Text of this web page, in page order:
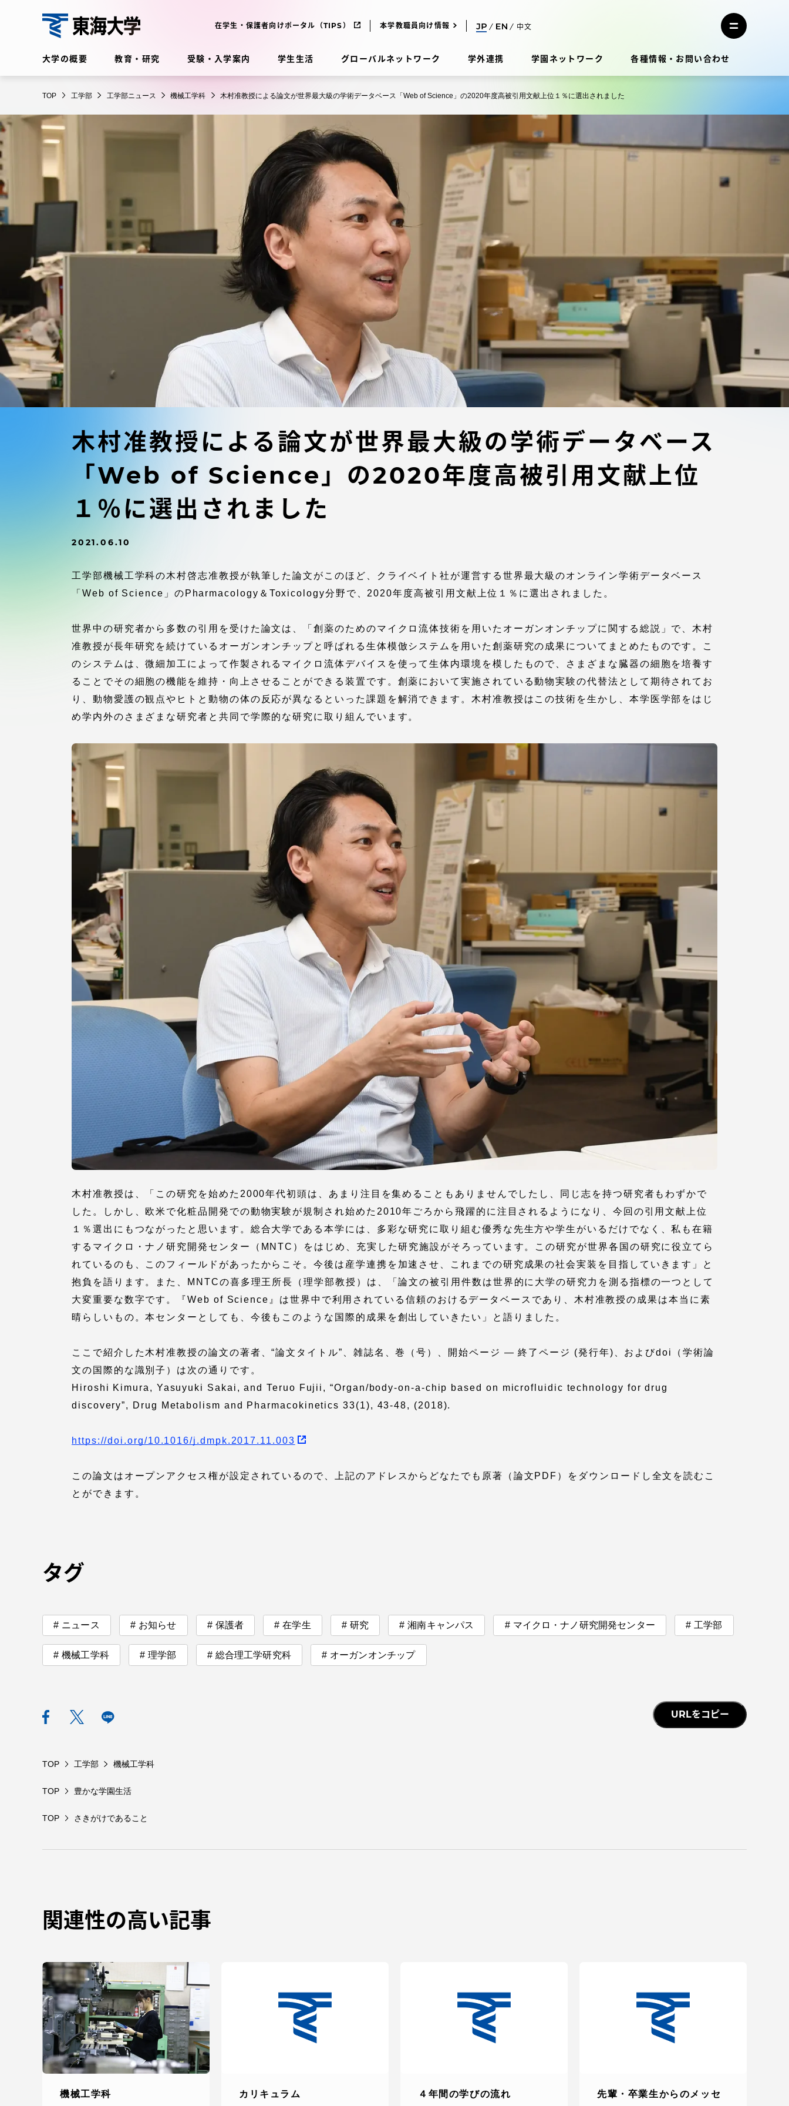
キ
ッ
プ
学
部
大学の概要 教育・研究 受験・入学案内 学生生活 グローバルネットワーク 学外連携 学園ネットワーク 各種情報・お問い合わせ
在学生・保護者向けポータル（TIPS） 本学教職員向け情報 中文
メ
ニ
TOP 工学部 工学部ニュース 機械工学科 木村准教授による論文が世界最大級の学術データベース「Web of Science」の2020年度高被引用文献上位１％に選出されました
木村准教授による論文が世界最大級の学術データベース
「Web of Science」の2020年度高被引用文献上位
１％に選出されました
2021.06.10
工学部機械工学科の木村啓志准教授が執筆した論文がこのほど、クライベイト社が運営する世界最大級のオンライン学術データベース
「Web of Science」のPharmacology＆Toxicology分野で、2020年度高被引用文献上位１％に選出されました。
世界中の研究者から多数の引用を受けた論文は、「創薬のためのマイクロ流体技術を用いたオーガンオンチップに関する総説」で、木村
准教授が長年研究を続けているオーガンオンチップと呼ばれる生体模倣システムを用いた創薬研究の成果についてまとめたものです。こ
のシステムは、微細加工によって作製されるマイクロ流体デバイスを使って生体内環境を模したもので、さまざまな臓器の細胞を培養す
ることでその細胞の機能を維持・向上させることができる装置です。創薬において実施されている動物実験の代替法として期待されてお
り、動物愛護の観点やヒトと動物の体の反応が異なるといった課題を解消できます。木村准教授はこの技術を生かし、本学医学部をはじ
め学内外のさまざまな研究者と共同で学際的な研究に取り組んでいます。
木村准教授は、「この研究を始めた2000年代初頭は、あまり注目を集めることもありませんでしたし、同じ志を持つ研究者もわずかで
した。しかし、欧米で化粧品開発での動物実験が規制され始めた2010年ごろから飛躍的に注目されるようになり、今回の引用文献上位
１％選出にもつながったと思います。総合大学である本学には、多彩な研究に取り組む優秀な先生方や学生がいるだけでなく、私も在籍
するマイクロ・ナノ研究開発センター（MNTC）をはじめ、充実した研究施設がそろっています。この研究が世界各国の研究に役立てら
れているのも、このフィールドがあったからこそ。今後は産学連携を加速させ、これまでの研究成果の社会実装を目指していきます」と
抱負を語ります。また、MNTCの喜多理王所長（理学部教授）は、「論文の被引用件数は世界的に大学の研究力を測る指標の一つとして
大変重要な数字です。『Web of Science』は世界中で利用されている信頼のおけるデータベースであり、木村准教授の成果は本当に素
晴らしいもの。本センターとしても、今後もこのような国際的成果を創出していきたい」と語りました。
ここで紹介した木村准教授の論文の著者、“論文タイトル”、雑誌名、巻（号）、開始ページ ― 終了ページ (発行年)、およびdoi（学術論
文の国際的な識別子）は次の通りです。
Hiroshi Kimura, Yasuyuki Sakai, and Teruo Fujii, “Organ/body-on-a-chip based on microfluidic technology for drug
discovery”, Drug Metabolism and Pharmacokinetics 33(1), 43-48, (2018).
https://doi.org/10.1016/j.dmpk.2017.11.003
この論文はオープンアクセス権が設定されているので、上記のアドレスからどなたでも原著（論文PDF）をダウンロードし全文を読むこ
とができます。
タグ
ニュース お知らせ 保護者 在学生 研究 湘南キャンパス マイクロ・ナノ研究開発センター 工学部
機械工学科 理学部 総合理工学研究科 オーガンオンチップ
URLをコピー
TOP 工学部 機械工学科
TOP 豊かな学園生活
TOP さきがけであること
関連性の高い記事
機械工学科 カリキュラム ４年間の学びの流れ 先輩・卒業生からのメッセ
ュ
ー
在学生・保護者向けポータル
受験・入学案内 教員・研究者ガイド
大学の概要
理念・歴史
東海大学の障がい学生支援に関
する取り組みについて
東海大学環境憲章
ダイバーシティ推進
中期目標
学則・諸規程
コンプライアンス
キャンパス案内
在学生の皆様
保護者の方
教育・研究
教育・研究
学部・学科
大学院
教育方針
教育システム
教育センター
スポーツ・施設
受験・入学案内
受験・入学案内
入試制度
デジタルパンフレットライブラ
受験イベント
入学案内
東海大学会員サイト案内（資料
請求）
出願方法
学生生活
ToCoチャレ
海外研修航海
キャリア就職（学内向け情報）
グローバルネットワーク
グローバルネットワーク
海外派遣留学プログラム –
TOKAI Outbound
留学生への情報 – TOKAI
Inbound
Global Programs
外国人研究者
特色ある国際活動
グローバル大学へ向けた取り組
学外連携
学外連携
キャリア就職（採用担当者向け
学園ネットワーク
学園ネットワーク
学園関連機関
卒業生サービス
関連教育機関
各種情報・お問い合わせ
サイト閲覧環境
お問い合わせ
本学教職員向け情報
アクセス情報
品川キャンパス 湘南キャンパス 伊勢原キャンパス 静岡キャンパス 熊本キャンパス
臨空キャンパス
アンケート
像と３つのポリシ